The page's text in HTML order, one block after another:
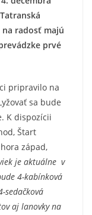
na radosť majú
prvé
pripravilo na
sa bude
K dispozícii
Štart
západ,
je aktuálne v
4-kabínková
sedačková
aj lanovky na